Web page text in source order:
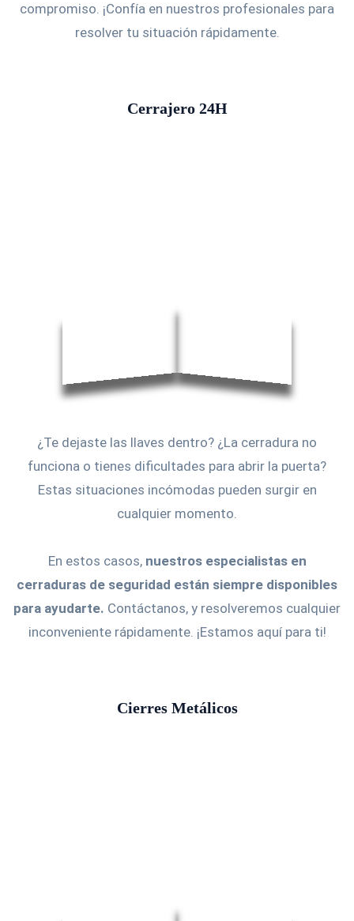
compromiso. ¡Confía en nuestros profesionales para
resolver tu situación rápidamente.
Cerrajero 24H
¿Te dejaste las llaves dentro? ¿La cerradura no
funciona o tienes dificultades para abrir la puerta?
Estas situaciones incómodas pueden surgir en
cualquier momento.
En estos casos, nuestros especialistas en
cerraduras de seguridad están siempre disponibles
para ayudarte. Contáctanos, y resolveremos cualquier
inconveniente rápidamente. ¡Estamos aquí para ti!
Cierres Metálicos